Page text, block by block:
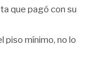
que pagó con su
piso mínimo, no lo